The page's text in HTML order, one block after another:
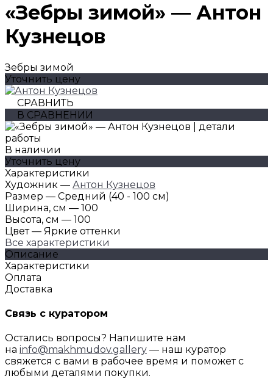
«Зебры зимой» — Антон
Кузнецов
Зебры зимой
Уточнить цену
СРАВНИТЬ
В СРАВНЕНИИ
В наличии
Уточнить цену
Характеристики
Художник — Антон Кузнецов
Размер — Средний (40 - 100 см)
Ширина, см — 100
Высота, см — 100
Цвет— Яркие оттенки
Все характеристики
Описание
Характеристики
Оплата
Доставка
Связь с куратором
Остались вопросы? Напишите нам
на info@makhmudov.gallery — наш куратор
свяжется с вами в рабочее время и поможет с
любыми деталями покупки.